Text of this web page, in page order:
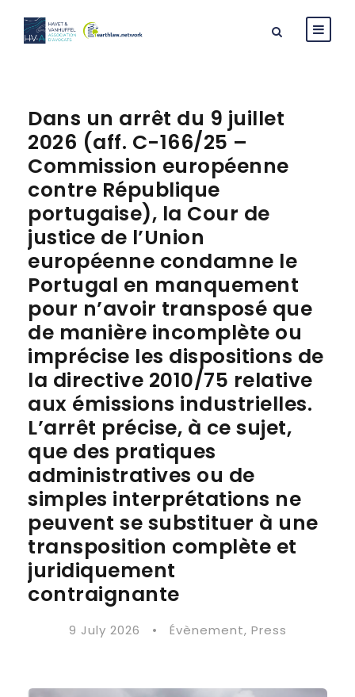
Dans un arrêt du 9 juillet
2026 (aff. C-166/25 –
Commission européenne
contre République
portugaise), la Cour de
justice de l’Union
européenne condamne le
Portugal en manquement
pour n’avoir transposé que
de manière incomplète ou
imprécise les dispositions de
la directive 2010/75 relative
aux émissions industrielles.
L’arrêt précise, à ce sujet,
que des pratiques
administratives ou de
simples interprétations ne
peuvent se substituer à une
transposition complète et
juridiquement
contraignante
9 July 2026 • Évènement, Press